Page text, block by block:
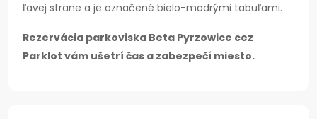
ľavej strane a je označené bielo-modrými tabuľami.
Rezervácia parkoviska Beta Pyrzowice cez
Parklot vám ušetrí čas a zabezpečí miesto.